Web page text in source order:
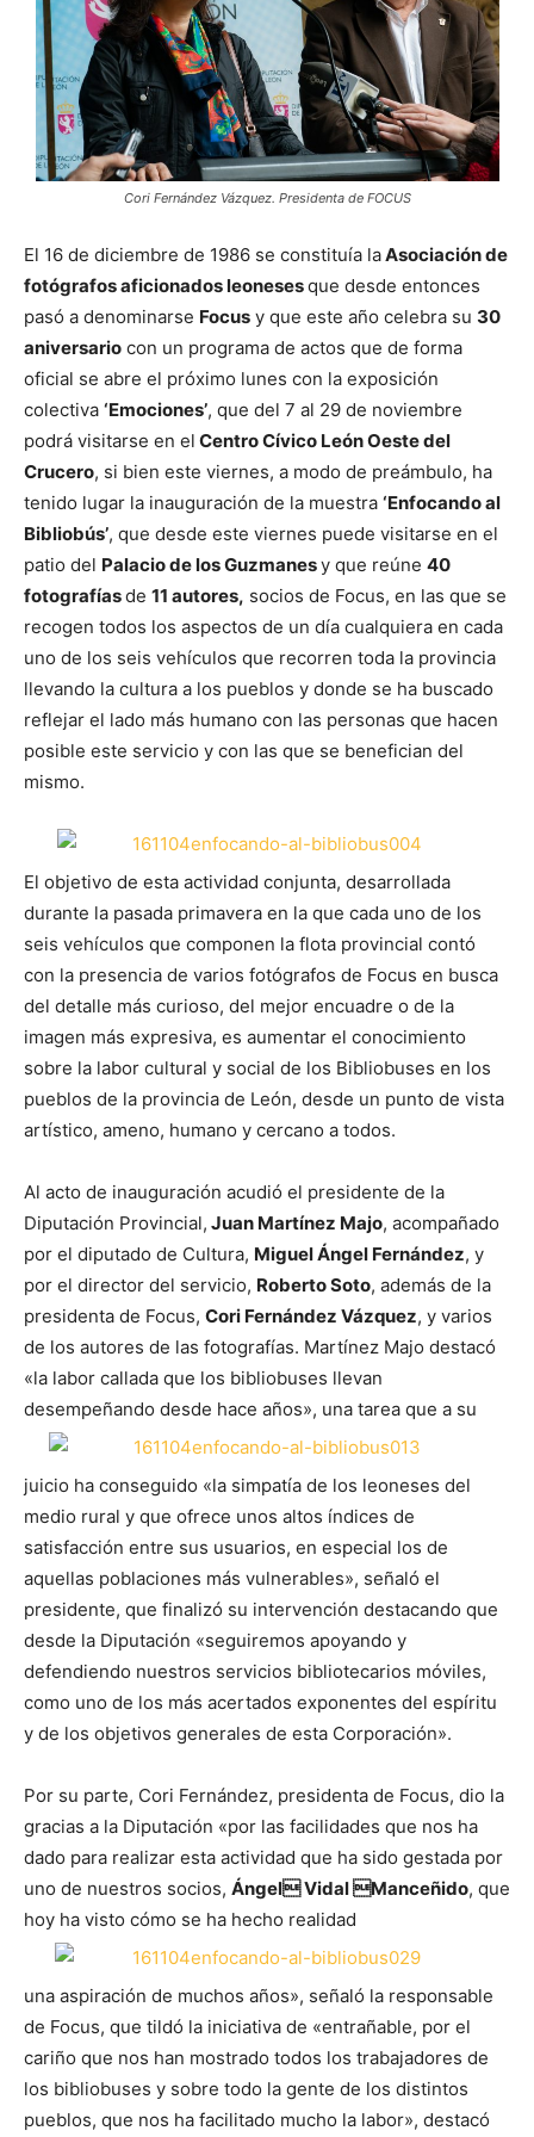
Cori Fernández Vázquez. Presidenta de FOCUS
El 16 de diciembre de 1986 se constituía laAsociación de
fotógrafos aficionados leonesesque desde entonces
pasó a denominarse Focus y que este año celebra su 30
aniversario con un programa de actos que de forma
oficial se abre el próximo lunes con la exposición
colectiva ‘Emociones’, que del 7 al 29 de noviembre
podrá visitarse en el Centro Cívico León Oeste del
Crucero, si bien este viernes, a modo de preámbulo, ha
tenido lugar la inauguración de la muestra ‘Enfocando al
Bibliobús’, que desde este viernes puede visitarse en el
patio del Palacio de los Guzmanesy que reúne 40
fotografíasde 11 autores, socios de Focus, en las que se
recogen todos los aspectos de un día cualquiera en cada
uno de los seis vehículos que recorren toda la provincia
llevando la cultura a los pueblos y donde se ha buscado
reflejar el lado más humano con las personas que hacen
posible este servicio y con las que se benefician del
mismo.
El objetivo de esta actividad conjunta, desarrollada
durante la pasada primavera en la que cada uno de los
seis vehículos que componen la flota provincial contó
con la presencia de varios fotógrafos de Focus en busca
del detalle más curioso, del mejor encuadre o de la
imagen más expresiva, es aumentar el conocimiento
sobre la labor cultural y social de los Bibliobuses en los
pueblos de la provincia de León, desde un punto de vista
artístico, ameno, humano y cercano a todos.
Al acto de inauguración acudió el presidente de la
Diputación Provincial, Juan Martínez Majo, acompañado
por el diputado de Cultura, Miguel Ángel Fernández, y
por el director del servicio, Roberto Soto, además de la
presidenta de Focus, Cori Fernández Vázquez, y varios
de los autores de las fotografías. Martínez Majo destacó
«la labor callada que los bibliobuses llevan
desempeñando desde hace años», una tarea que a su
juicio ha conseguido «la simpatía de los leoneses del
medio rural y que ofrece unos altos índices de
satisfacción entre sus usuarios, en especial los de
aquellas poblaciones más vulnerables», señaló el
presidente, que finalizó su intervención destacando que
desde la Diputación «seguiremos apoyando y
defendiendo nuestros servicios bibliotecarios móviles,
como uno de los más acertados exponentes del espíritu
y de los objetivos generales de esta Corporación».
Por su parte, Cori Fernández, presidenta de Focus, dio la
gracias a la Diputación «por las facilidades que nos ha
dado para realizar esta actividad que ha sido gestada por
uno de nuestros socios, Ángel Vidal Manceñido, que
hoy ha visto cómo se ha hecho realidad
una aspiración de muchos años», señaló la responsable
de Focus, que tildó la iniciativa de «entrañable, por el
cariño que nos han mostrado todos los trabajadores de
los bibliobuses y sobre todo la gente de los distintos
pueblos, que nos ha facilitado mucho la labor», destacó